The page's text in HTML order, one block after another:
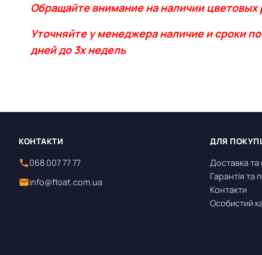
Обращайте внимание на наличии
Уточняйтеу менеджера наличие и сроки
дней до 3х недель
КОНТАКТИ
068 007 77 77
info@float.com.ua
ДЛЯ
Доставка та
Гарантія та
Контакти
Особистий